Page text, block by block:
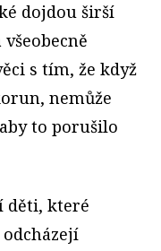
dojdou širší
s tím, že když
nemůže
to porušilo
děti, které